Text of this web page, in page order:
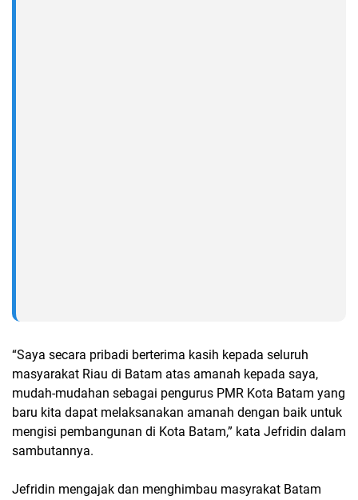
“Saya secara pribadi berterima kasih kepada seluruh
masyarakat Riau di Batam atas amanah kepada saya,
mudah-mudahan sebagai pengurus PMR Kota Batam yang
baru kita dapat melaksanakan amanah dengan baik untuk
mengisi pembangunan di Kota Batam,” kata Jefridin dalam
sambutannya.
Jefridin mengajak dan menghimbau masyrakat Batam